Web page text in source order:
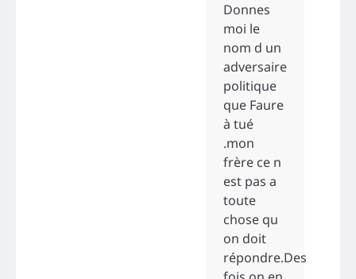
Donnes
moi le
nom d un
adversaire
politique
que Faure
à tué
.mon
frère ce n
est pas a
toute
chose qu
on doit
répondre.Des